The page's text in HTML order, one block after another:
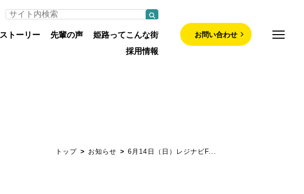
ストーリー 先輩の声
姫路ってこんな街
採用情報
お問い合わせ
トップ お知らせ 6月14日（日）レジナビF...